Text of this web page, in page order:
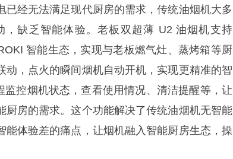
经无法满足现代厨房的需求，传统油烟机大多
缺乏智能体验。老板双超薄 U2 油烟机支持
智能生态，实现与老板燃气灶、蒸烤箱等厨
动，点火的瞬间烟机自动开机，实现更精准的智
控烟机状态，查看使用情况、清洁提醒等，让
厨房的需求。这个功能解决了传统油烟机无智能
能体验差的痛点，让烟机融入智能厨房生态，操